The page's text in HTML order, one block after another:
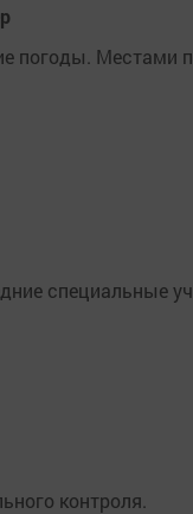
погоды. Местами
специальные
контроля.